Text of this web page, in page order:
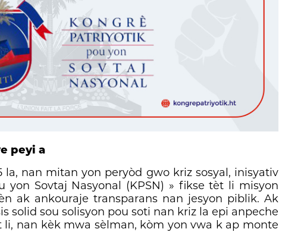
peyi a
la, nan mitan yon peryòd gwo kriz sosyal, inisyativ
yon Sovtaj Nasyonal (KPSN) » fikse tèt li misyon
ak ankouraje transparans nan jesyon piblik. Ak
solid sou solisyon pou soti nan kriz la epi anpeche
nan kèk mwa sèlman, kòm yon vwa k ap monte